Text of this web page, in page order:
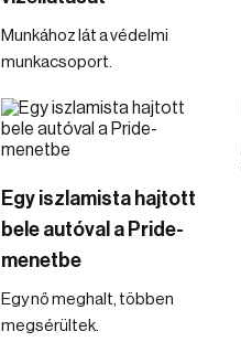
Munkához lát a védelmi
munkacsoport.
Egy iszlamista hajtott
bele autóval a Pride-
menetbe
Egy nő meghalt, többen
megsérültek.